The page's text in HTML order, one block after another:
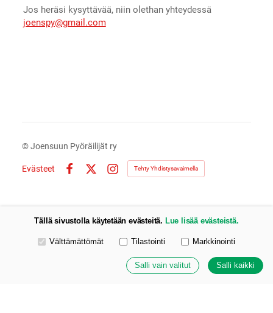
Jos heräsi kysyttävää, niin olethan yhteydessä
joenspy@gmail.com
©Joensuun Pyöräilijät ry
Evästeet
Instagram
Tehty Yhdistysavaimella
Tällä sivustolla käytetään evästeitä. Lue lisää evästeistä.
Valitse käytettävät evästeet
Välttämättömät Tilastointi Markkinointi
Salli vain valitut Salli kaikki